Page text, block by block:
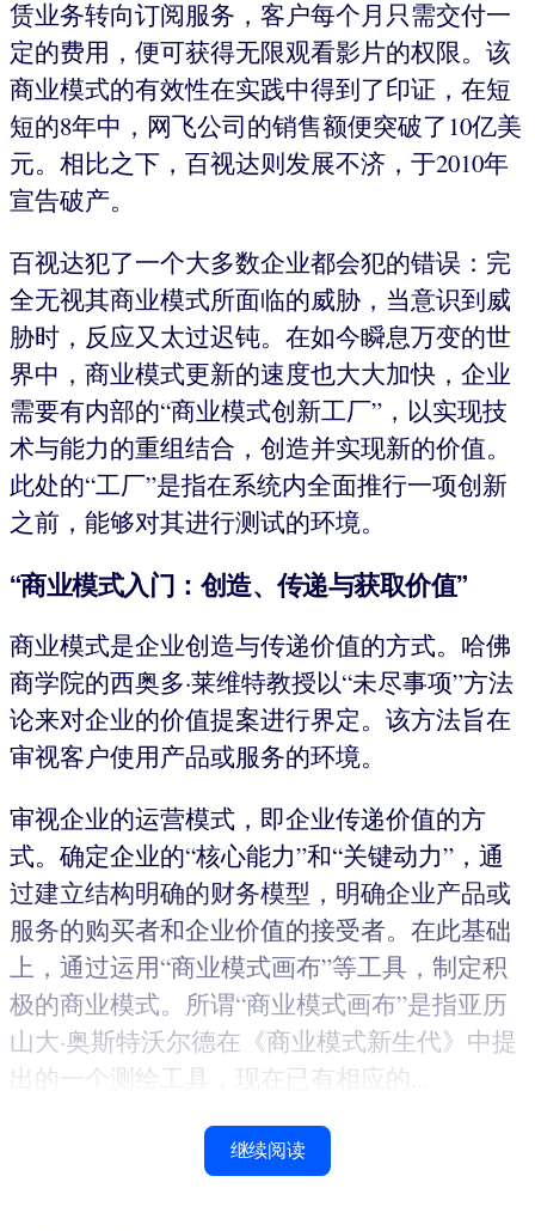
赁业务转向订阅服务，客户每个月只需交付一
定的费用，便可获得无限观看影片的权限。该
商业模式的有效性在实践中得到了印证，在短
短的8年中，网飞公司的销售额便突破了10亿美
元。相比之下，百视达则发展不济，于2010年
宣告破产。
百视达犯了一个大多数企业都会犯的错误：完
全无视其商业模式所面临的威胁，当意识到威
胁时，反应又太过迟钝。在如今瞬息万变的世
界中，商业模式更新的速度也大大加快，企业
需要有内部的“商业模式创新工厂”，以实现技
术与能力的重组结合，创造并实现新的价值。
此处的“工厂”是指在系统内全面推行一项创新
之前，能够对其进行测试的环境。
“商业模式入门：创造、传递与获取价值”
商业模式是企业创造与传递价值的方式。哈佛
商学院的西奥多·莱维特教授以“未尽事项”方法
论来对企业的价值提案进行界定。该方法旨在
审视客户使用产品或服务的环境。
审视企业的运营模式，即企业传递价值的方
式。确定企业的“核心能力”和“关键动力”，通
过建立结构明确的财务模型，明确企业产品或
服务的购买者和企业价值的接受者。在此基础
上，通过运用“商业模式画布”等工具，制定积
极的商业模式。所谓“商业模式画布”是指亚历
山大·奥斯特沃尔德在《商业模式新生代》中提
出的一个测绘工具，现在已有相应的...
继续阅读